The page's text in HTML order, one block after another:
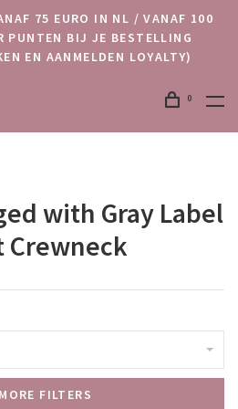
75 EURO IN NL / VANAF 100
PUNTEN BIJ JE BESTELLING
EN AANMELDEN LOYALTY)
0
with Gray Label
Crewneck
MORE FILTERS